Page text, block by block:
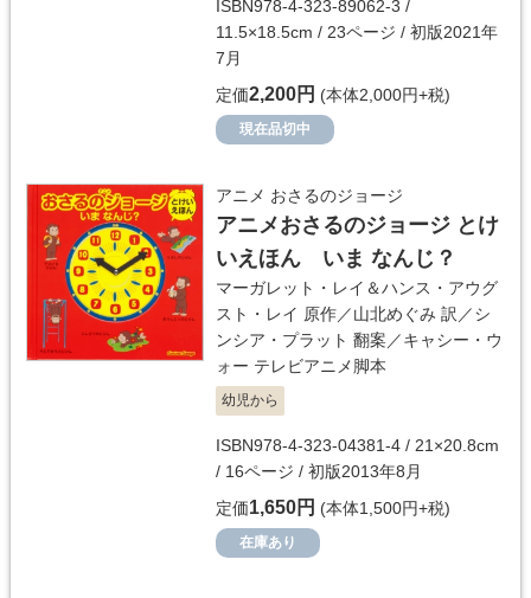
ISBN978-4-323-89062-3 /
11.5×18.5cm / 23ページ / 初版2021年
7月
定価2,200円 (本体2,000円+税)
現在品切中
アニメ おさるのジョージ
アニメおさるのジョージ とけ
いえほん いま なんじ？
マーガレット・レイ＆ハンス・アウグ
スト・レイ 原作／山北めぐみ 訳／シ
ンシア・プラット 翻案／キャシー・ウ
ォー テレビアニメ脚本
幼児から
ISBN978-4-323-04381-4 / 21×20.8cm
/ 16ページ / 初版2013年8月
定価1,650円 (本体1,500円+税)
在庫あり